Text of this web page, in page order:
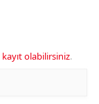
kayıt olabilirsiniz.